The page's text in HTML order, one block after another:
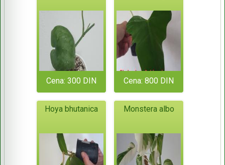
Cena: 300 DIN Cena: 800 DIN
Hoya bhutanica Monstera albo